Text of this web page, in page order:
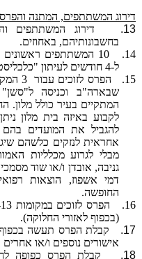
דירוג המשתתפים, המתנה והפרס
13.
דירוג המשתתפים
בחשבונותיהם, באחוזים.
14.
10 המשתתפים ראשונים הנרשמים לתחרות –
ל-4 חודשים לעיתון "כלכליסט" (בכפוף לאזורי החלוקה)
15.
הפרס לזוכים עבור3 המקומות הראשונים
שבארה"ב וכניסה
המתקיים בעיר כולל מלון.
לקבוע באיזה בית מלון
להגביל את המועדים
אחראית לנזקים כלשהם
מבלי לגרוע מכלליות
גניבה, אובדן ו/או שוד
דמי אשפוז, הוצאות
החופשה.
16.
הפרס לזוכים במקומות 4- 13
(בכפוף לאזורי החלוקה).
17.
קבלת הפרס תעשה
אישורים נוספים ו/או
18.
קבלת הפרס כפופה